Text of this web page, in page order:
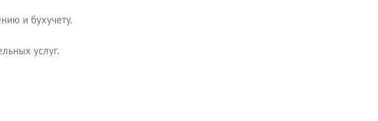
и бухучету.
услуг.